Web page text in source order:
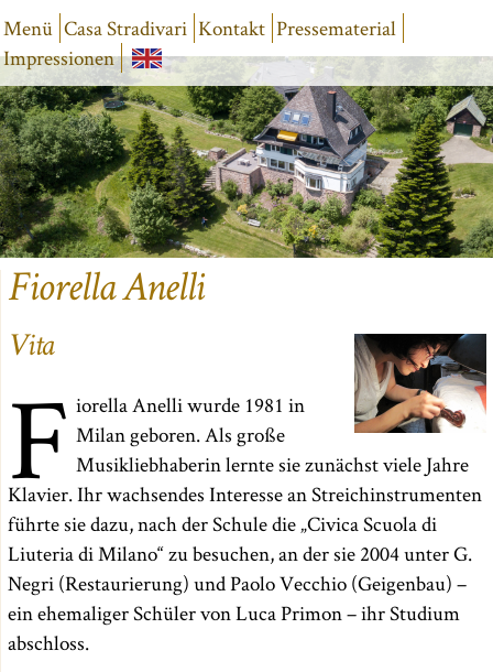
Menü Casa Stradivari Kontakt Pressematerial
Impressionen
Fiorella Anelli
Vita
F iorella Anelli wurde 1981 in
Milan geboren. Als große
Musikliebhaberin lernte sie zunächst viele Jahre
Klavier. Ihr wachsendes Interesse an Streichinstrumenten
führte sie dazu, nach der Schule die „Civica Scuola di
Liuteria di Milano“ zu besuchen, an der sie 2004 unter G.
Negri (Restaurierung) und Paolo Vecchio (Geigenbau) –
ein ehemaliger Schüler von Luca Primon – ihr Studium
abschloss.